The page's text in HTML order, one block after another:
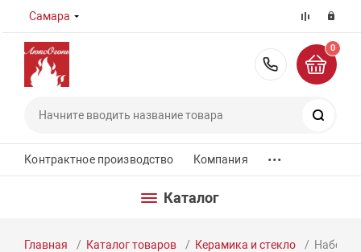
Самара
8 (800)
0
Контрактное производство Компания ...
Каталог
Главная Каталог товаров Керамика и стекло Набор